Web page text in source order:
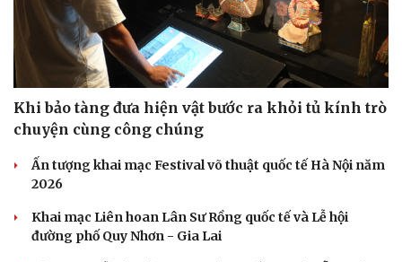
Khi bảo tàng đưa hiện vật bước ra khỏi tủ kính trò
chuyện cùng công chúng
Ấn tượng khai mạc Festival võ thuật quốc tế Hà Nội năm
2026
Khai mạc Liên hoan Lân Sư Rồng quốc tế và Lễ hội
đường phố Quy Nhơn - Gia Lai